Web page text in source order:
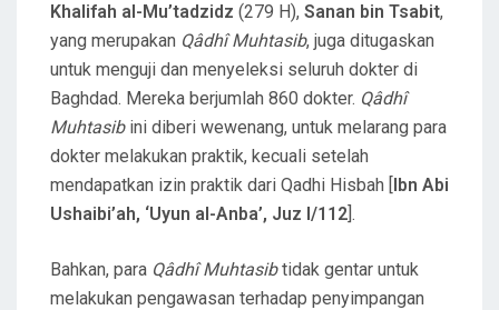
Khalifah al-Mu’tadzidz (279 H), Sanan bin Tsabit,
yang merupakan Qâdhî Muhtasib, juga ditugaskan
untuk menguji dan menyeleksi seluruh dokter di
Baghdad. Mereka berjumlah 860 dokter. Qâdhî
Muhtasibini diberi wewenang, untuk melarang para
dokter melakukan praktik, kecuali setelah
mendapatkan izin praktik dari Qadhi Hisbah [Ibn Abi
Ushaibi’ah, ‘Uyun al-Anba’, Juz I/112].
Bahkan, para Qâdhî Muhtasibtidak gentar untuk
melakukan pengawasan terhadap penyimpangan